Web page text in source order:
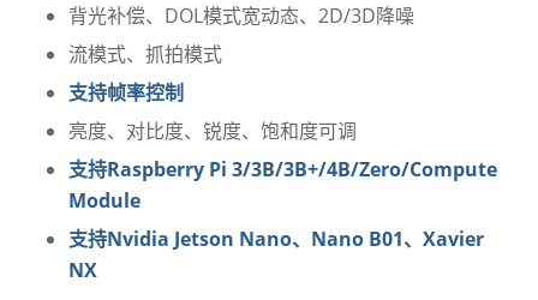
背光补偿、DOL模式宽动态、2D/3D降噪
流模式、抓拍模式
支持帧率控制
亮度、对比度、锐度、饱和度可调
支持Raspberry Pi 3/3B/3B+/4B/Zero/Compute
Module
支持Nvidia Jetson Nano、Nano B01、Xavier
NX